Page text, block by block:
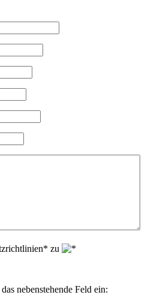
zu
nebenstehende Feld ein: